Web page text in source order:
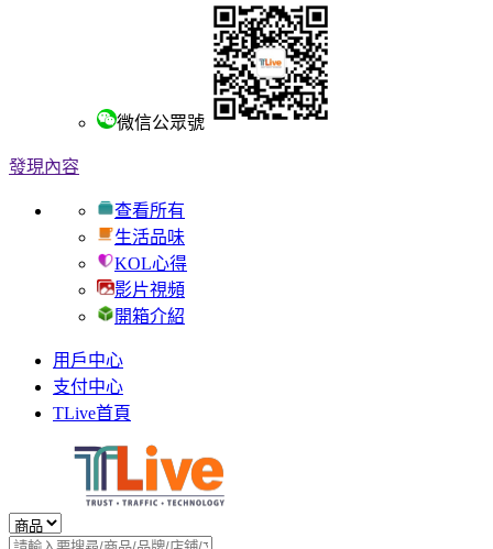
微信公眾號
發現內容
查看所有
生活品味
KOL心得
影片視頻
開箱介紹
用戶中心
支付中心
TLive首頁